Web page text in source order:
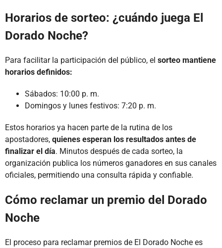
Horarios de sorteo: ¿cuándo juega El
Dorado Noche?
Para facilitar la participación del público, el sorteo mantiene
horarios definidos:
Sábados: 10:00 p. m.
Domingos y lunes festivos: 7:20 p. m.
Estos horarios ya hacen parte de la rutina de los
apostadores, quienes esperan los resultados antes de
finalizar el día. Minutos después de cada sorteo, la
organización publica los números ganadores en sus canales
oficiales, permitiendo una consulta rápida y confiable.
Cómo reclamar un premio del Dorado
Noche
El proceso para reclamar premios de El Dorado Noche es